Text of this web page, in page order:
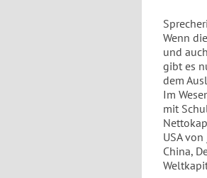
Wenn
und
gibt es
dem
Im
mit
USA
China,